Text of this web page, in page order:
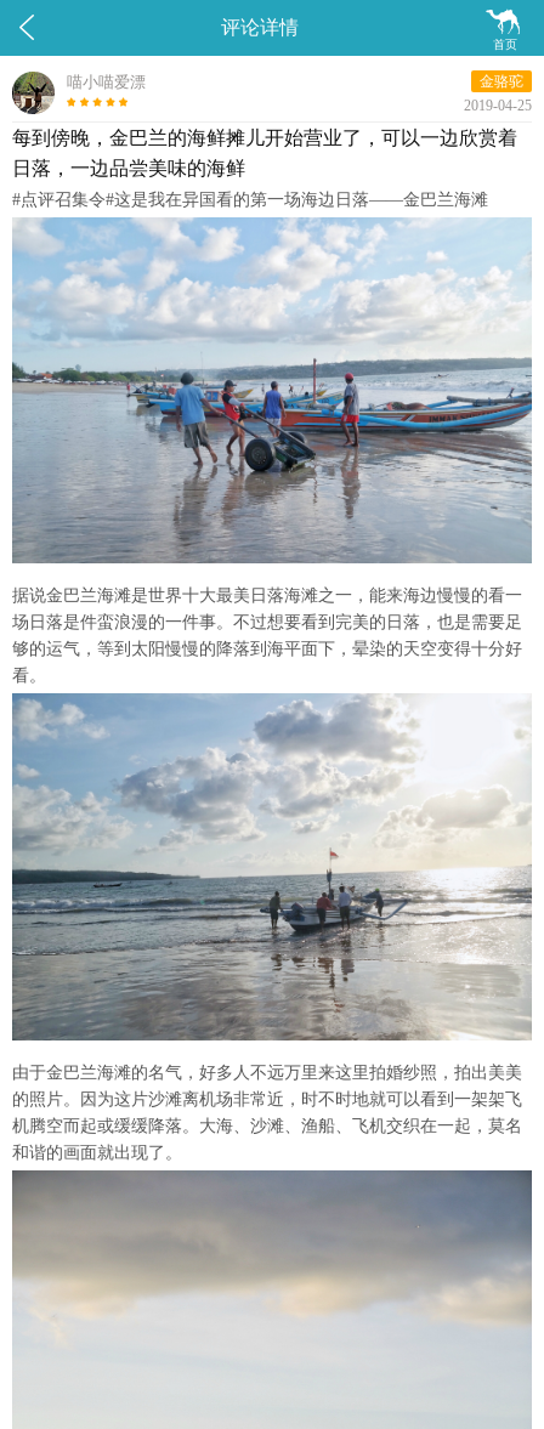
 
首页
评论详情
喵小喵爱漂
金骆驼
2019-04-25
每到傍晚，金巴兰的海鲜摊儿开始营业了，可以一边欣赏着
日落，一边品尝美味的海鲜
#点评召集令#这是我在异国看的第一场海边日落——金巴兰海滩
据说金巴兰海滩是世界十大最美日落海滩之一，能来海边慢慢的看一
场日落是件蛮浪漫的一件事。不过想要看到完美的日落，也是需要足
够的运气，等到太阳慢慢的降落到海平面下，晕染的天空变得十分好
看。
由于金巴兰海滩的名气，好多人不远万里来这里拍婚纱照，拍出美美
的照片。因为这片沙滩离机场非常近，时不时地就可以看到一架架飞
机腾空而起或缓缓降落。大海、沙滩、渔船、飞机交织在一起，莫名
和谐的画面就出现了。